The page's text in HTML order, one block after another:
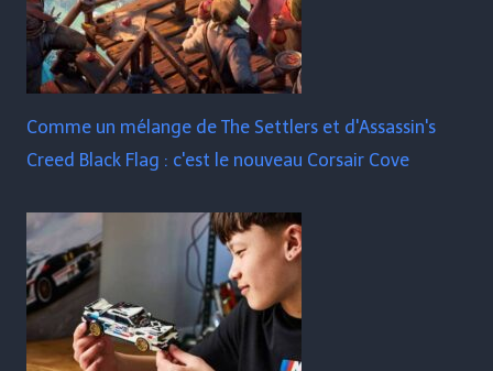
Comme un mélange de The Settlers et d'Assassin's
Creed Black Flag : c'est le nouveau Corsair Cove